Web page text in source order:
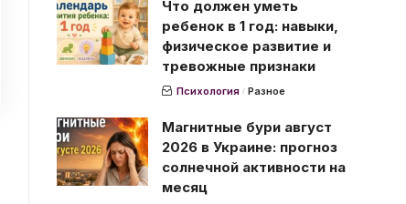
Что должен уметь
ребенок в 1 год: навыки,
физическое развитие и
тревожные признаки
Психология Разное
Магнитные бури август
2026 в Украине: прогноз
солнечной активности на
месяц